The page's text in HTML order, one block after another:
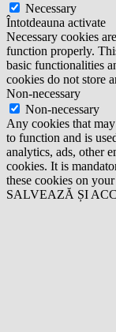
Necessary
Întotdeauna activate
Necessary cookies
function properly.
basic functionalities
cookies do not store
Non-necessary
Non-necessary
Any cookies that
to function and is
analytics, ads, other
cookies. It is
these cookies on
SALVEAZĂ ȘI